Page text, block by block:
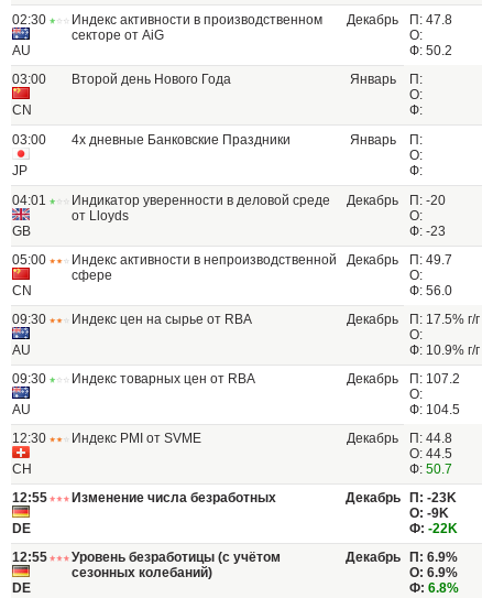
02:30
AU
Индекс активности в производственном
секторе от AiG
Декабрь
П: 47.8
О:
Ф: 50.2
03:00
CN
Второй день Нового Года Январь
П:
О:
Ф:
03:00
JP
4х дневные Банковские Праздники Январь
П:
О:
Ф:
04:01
GB
Индикатор уверенности в деловой среде
от Lloyds
Декабрь
П: -20
О:
Ф: -23
05:00
CN
Индекс активности в непроизводственной
сфере
Декабрь
П: 49.7
О:
Ф: 56.0
09:30
AU
Индекс цен на сырье от RBA Декабрь
П: 17.5% г/г
О:
Ф: 10.9% г/г
09:30
AU
Индекс товарных цен от RBA Декабрь
П: 107.2
О:
Ф: 104.5
12:30
CH
Индекс PMI от SVME Декабрь
П: 44.8
О: 44.5
Ф: 50.7
12:55
DE
Изменение числа безработных Декабрь
П: -23K
О: -9K
Ф: -22K
12:55
DE
Уровень безработицы (с учётом
сезонных колебаний)
Декабрь
П: 6.9%
О: 6.9%
Ф: 6.8%